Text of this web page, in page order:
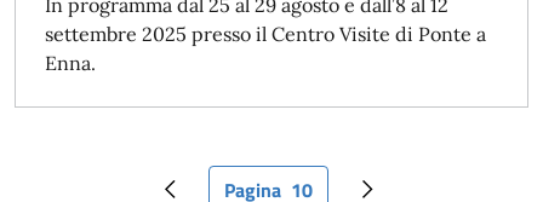
In programma dal 25 al 29 agosto e dall’8 al 12
settembre 2025 presso il Centro Visite di Ponte a
Enna.
Pagina 10